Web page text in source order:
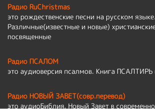
Радио RuChristmas
это рождественские песни на русском языке.
Различные(известные и новые)
посвященные
Радио ПСАЛОМ
это аудиоверсия псалмов. Книга ПСАЛТИРЬ
Радио НОВЫЙ ЗАВЕТ(совр.перевод)
это аудиоБиблия, Новый Завет в